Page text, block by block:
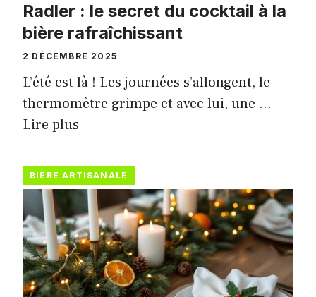
Radler : le secret du cocktail à la
bière rafraîchissant
2 DÉCEMBRE 2025
L’été est là ! Les journées s’allongent, le
thermomètre grimpe et avec lui, une …
Lire plus
BIÈRE ARTISANALE